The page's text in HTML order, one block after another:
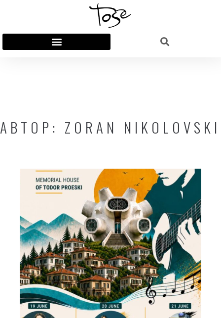
АВТОР: ZORAN NIKOLOVSKI